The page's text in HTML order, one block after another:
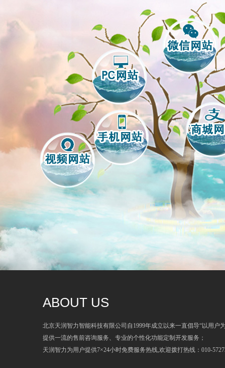
ABOUT US
北京天润智力智能科技有限公司自1999年成立以来一直倡导“以用户
提供一流的售前咨询服务、专业的个性化功能定制开发服务；
天润智力为用户提供7×24小时免费服务热线,欢迎拨打热线：010-